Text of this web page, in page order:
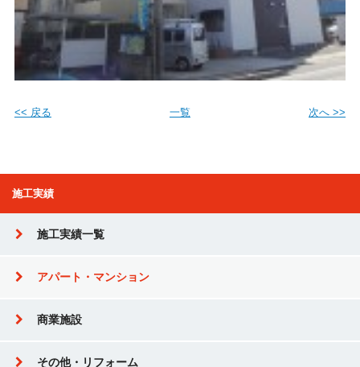
<< 戻る 一覧 次へ >>
施工実績
施工実績一覧
アパート・マンション
商業施設
その他・リフォーム